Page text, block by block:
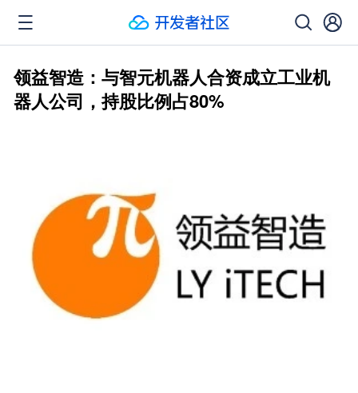
领益智造：与智元机器人合资成立工业机
器人公司，持股比例占80%